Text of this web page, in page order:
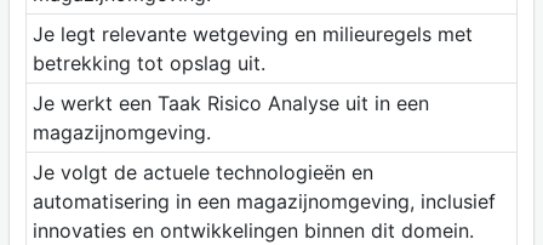
Je legt relevante wetgeving en milieuregels met
betrekking tot opslag uit.
Je werkt een Taak Risico Analyse uit in een
magazijnomgeving.
Je volgt de actuele technologieën en
automatisering in een magazijnomgeving, inclusief
innovaties en ontwikkelingen binnen dit domein.